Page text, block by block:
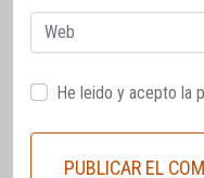
Web
He leido y acepto la